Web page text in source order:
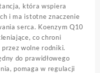
która wspiera
i ma istotne znaczenie
serca. Koenzym Q10
co chroni
wolne rodniki.
do prawidłowego
pomaga w regulacji